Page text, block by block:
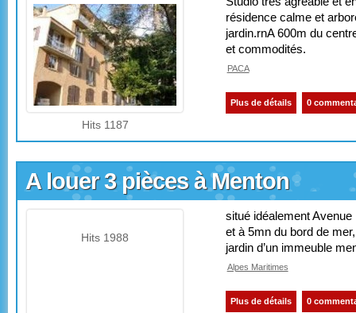
Hits 1187
résidence calme et
jardin.rnA 600m du
et commodités.
PACA
Plus de détails 0
A louer 3 pièces à Menton
Hits 1988
situé idéalement
et à 5mn du bord de
jardin d’un immeuble
Alpes Maritimes
Plus de détails 0